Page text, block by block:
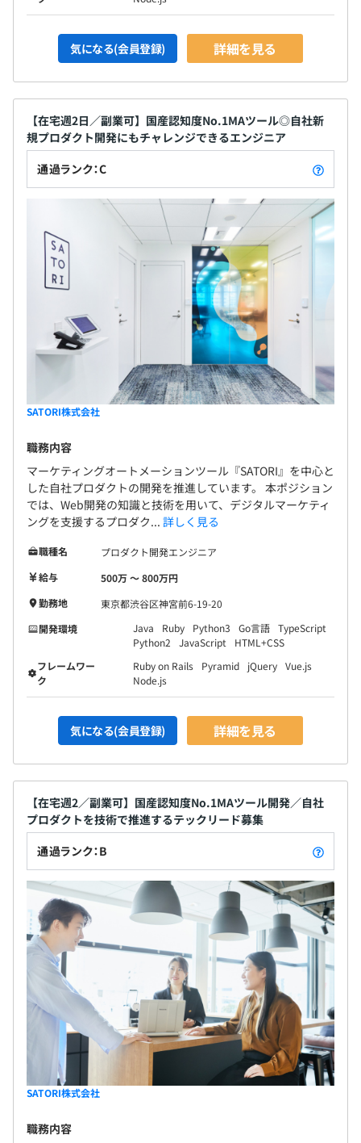
強化、プロダクトフィードバックの動きの改善・強化をお
◾️既存の仕組みや枠にとらわれず主体的に業務に取り組め
・まだまだ整っていない環境で変化の多い会社ではありま
すが、一人ひとりの裁量が大きく幅広い業務にかかわって
いただくことができます。主体的に考え、行動し臨機応変
に業務に取り組みたい方歓迎です！
◾️企画～運用、保守まで幅広い業務にかかわることが可能
・機能開発等の企画、実現するための計画作りや技術選定
から実装（コーディング）まで幅広い業務に携わっていた
・Ruby・Go・Java・Python・JavaScriptなど、『適材
適所』で技術選定をおこなっています。（「解決したい課
題は何か？」という視点で最適な技術選定をおこなってい
スクラムを取り入れたチーム編成をしており、1プロジェ
クトにつき2～5名で行います。
気になる(会員登録) 詳細を見る
【在宅週2日／副業可】国産認知度No.1MAツール◎自社新
規プロダクト開発にもチャレンジできるエンジニア
通過ランク：C
SATORI株式会社
職務内容
マーケティングオートメーションツール『SATORI』を中心と
した自社プロダクトの開発を推進しています。 本ポジション
では、Web開発の知識と技術を用いて、デジタルマーケティ
ングを支援するプロダク... 詳しく見る
職種名
プロダクト開発エンジニア
給与
500万 〜 800万円
勤務地
東京都渋谷区神宮前6-19-20
開発環境
Java Ruby Python3 Go言語 TypeScript
Python2
JavaScript
HTML+CSS
フレームワー
ク
Ruby on Rails Pyramid jQuery Vue.js
Node.js
気になる(会員登録) 詳細を見る
【在宅週2／副業可】国産認知度No.1MAツール開発／自社
プロダクトを技術で推進するテックリード募集
通過ランク：B
SATORI株式会社
職務内容